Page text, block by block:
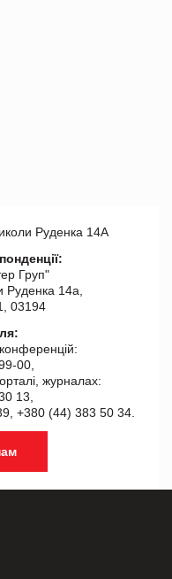
Руденка 14А
Груп"
Руденка 14а,
03194
00,
журналах:
13,
+380 (44) 383 50 34.